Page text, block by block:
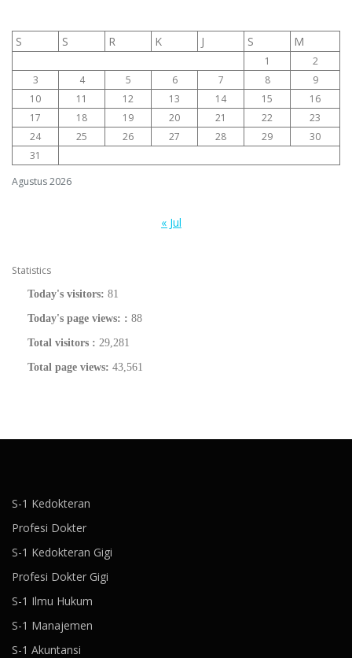
Agustus 2026
S S R K J S M
1
2
3
4 5 6 7 8
9
10
11 12 13 14 15
16
17
18 19 20 21 22
23
24
25 26 27 28 29
30
31
« Jul
Statistics
Today's visitors: 81
Today's page views: : 88
Total visitors : 29,281
Total page views: 43,561
S-1 Kedokteran
Profesi Dokter
S-1 Kedokteran Gigi
Profesi Dokter Gigi
S-1 Ilmu Hukum
S-1 Manajemen
S-1 Akuntansi